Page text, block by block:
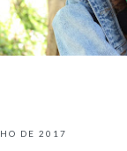
DE 2017